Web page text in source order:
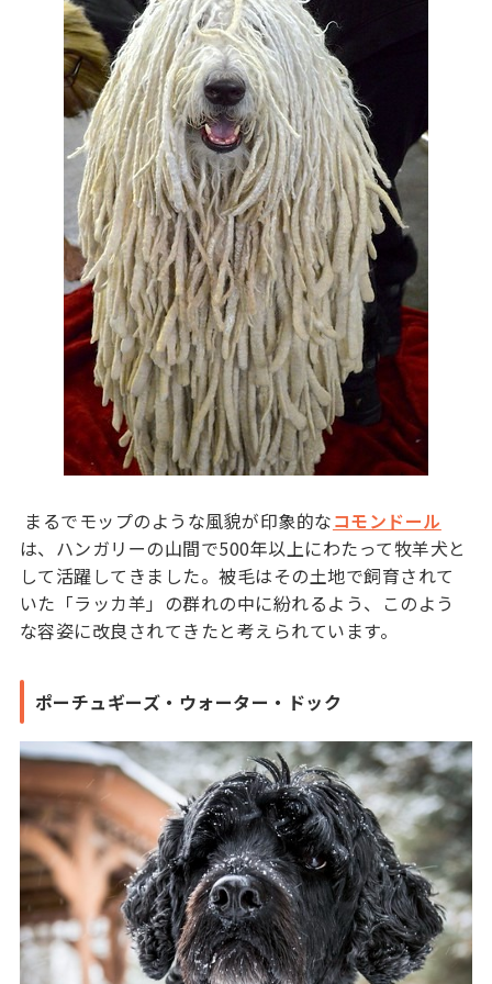
まるでモップのような風貌が印象的なコモンドール
は、ハンガリーの山間で500年以上にわたって牧羊犬と
して活躍してきました。被毛はその土地で飼育されて
いた「ラッカ羊」の群れの中に紛れるよう、このよう
な容姿に改良されてきたと考えられています。
ポーチュギーズ・ウォーター・ドック